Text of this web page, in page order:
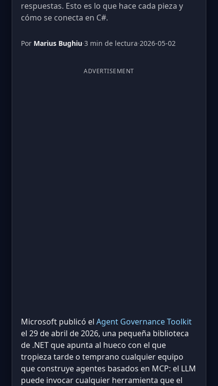
respuestas. Esto es lo que hace cada pieza y
cómo se conecta en C#.
Por Marius Bughiu·3 min de lectura·2026-05-02
ADVERTISEMENT
Microsoft publicó el Agent Governance Toolkit
el 29 de abril de 2026, una pequeña biblioteca
de .NET que apunta al hueco con el que
tropieza tarde o temprano cualquier equipo
que construye agentes basados en MCP: el LLM
puede invocar cualquier herramienta que el